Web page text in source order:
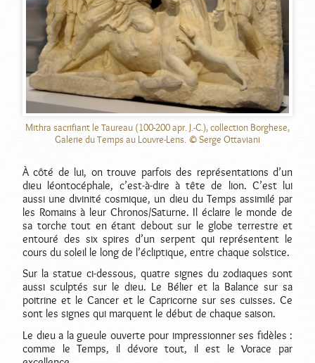
Mithra sacrifiant le Taureau (100-200 apr. J.-C.), collection Borghese,
Galerie du Temps au Louvre-Lens. © Serge Ottaviani
À côté de lui, on trouve parfois des représentations d’un
dieu léontocéphale, c’est-à-dire à tête de lion. C’est lui
aussi une divinité cosmique, un dieu du Temps assimilé par
les Romains à leur Chronos/Saturne. Il éclaire le monde de
sa torche tout en étant debout sur le globe terrestre et
entouré des six spires d’un serpent qui représentent le
cours du soleil le long de l’écliptique, entre chaque solstice.
Sur la statue ci-dessous, quatre signes du zodiaques sont
aussi sculptés sur le dieu. Le Bélier et la Balance sur sa
poitrine et le Cancer et le Capricorne sur ses cuisses. Ce
sont les signes qui marquent le début de chaque saison.
Le dieu a la gueule ouverte pour impressionner ses fidèles :
comme le Temps, il dévore tout, il est le Vorace par